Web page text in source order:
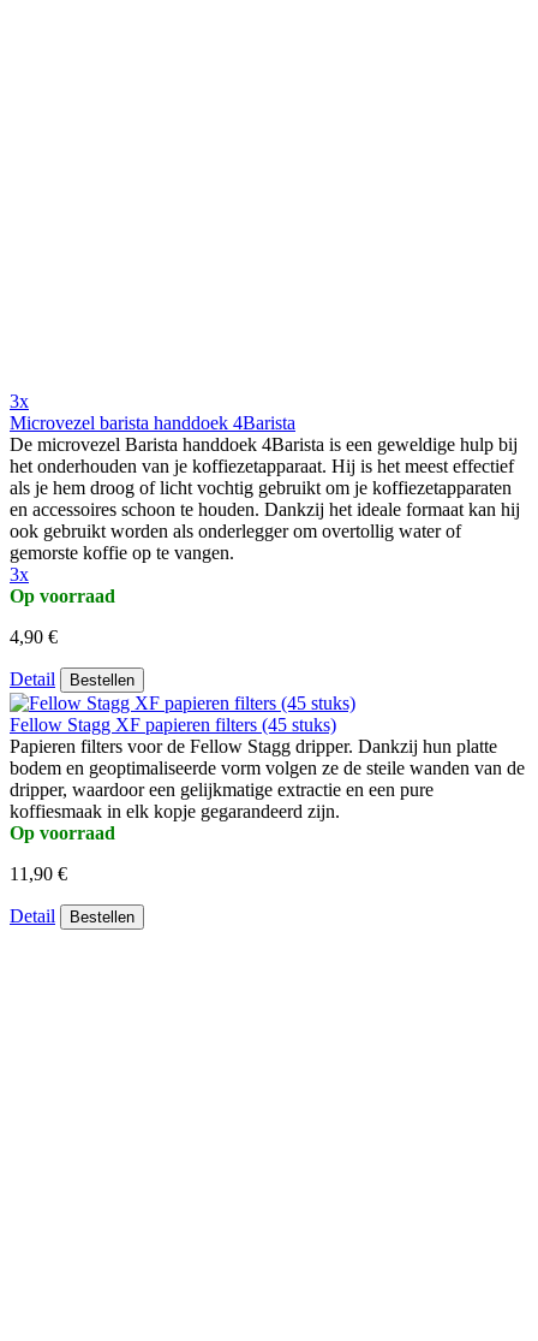
3x
Microvezel barista handdoek 4Barista
De microvezel Barista handdoek 4Barista is een geweldige hulp bij
het onderhouden van je koffiezetapparaat. Hij is het meest effectief
als je hem droog of licht vochtig gebruikt om je koffiezetapparaten
en accessoires schoon te houden. Dankzij het ideale formaat kan hij
ook gebruikt worden als onderlegger om overtollig water of
gemorste koffie op te vangen.
3x
Op voorraad
4,90 €
Detail Bestellen
Fellow Stagg XF papieren filters (45 stuks)
Papieren filters voor de Fellow Stagg dripper. Dankzij hun platte
bodem en geoptimaliseerde vorm volgen ze de steile wanden van de
dripper, waardoor een gelijkmatige extractie en een pure
koffiesmaak in elk kopje gegarandeerd zijn.
Op voorraad
11,90 €
Detail Bestellen